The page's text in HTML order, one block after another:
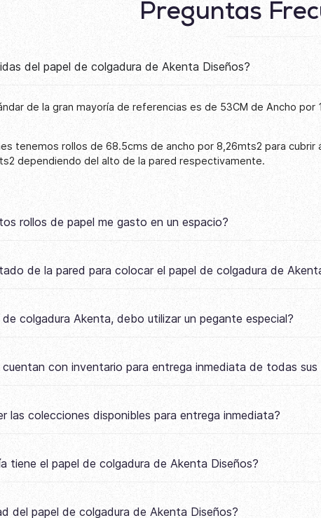
Preguntas
del papel de colgadura de Akenta Diseños?
de la gran mayoría de referencias es de 53CM de Ancho
tenemos rollos de 68.5cms de ancho por 8,26mts2 para
dependiendo del alto de la pared respectivamente.
rollos de papel me gasto en un espacio?
de la pared para colocar el papel de colgadura de
de colgadura Akenta, debo utilizar un pegante especial?
cuentan con inventario para entrega inmediata de todas
las colecciones disponibles para entrega inmediata?
tiene el papel de colgadura de Akenta Diseños?
del papel de colgadura de Akenta Diseños?